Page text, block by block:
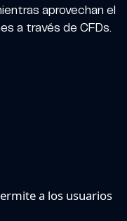
aprovechan el
a través de CFDs.
a los usuarios